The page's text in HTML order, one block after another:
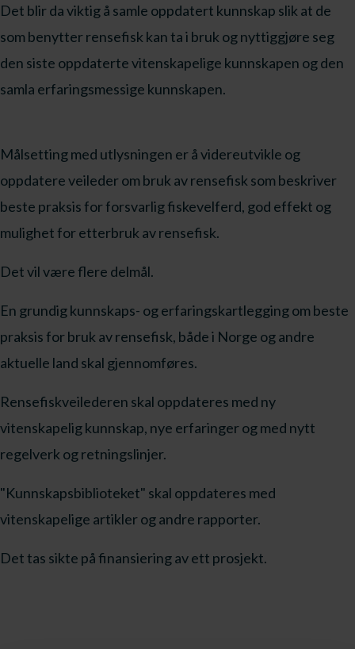
Det blir da viktig å samle oppdatert kunnskap slik at de
som benytter rensefisk kan ta i bruk og nyttiggjøre seg
den siste oppdaterte vitenskapelige kunnskapen og den
samla erfaringsmessige kunnskapen.
Målsetting med utlysningen er å videreutvikle og
oppdatere veileder om bruk av rensefisk som beskriver
beste praksis for forsvarlig fiskevelferd, god effekt og
mulighet for etterbruk av rensefisk.
Det vil være flere delmål.
En grundig kunnskaps- og erfaringskartlegging om beste
praksis for bruk av rensefisk, både i Norge og andre
aktuelle land skal gjennomføres.
Rensefiskveilederen skal oppdateres med ny
vitenskapelig kunnskap, nye erfaringer og med nytt
regelverk og retningslinjer.
"Kunnskapsbiblioteket" skal oppdateres med
vitenskapelige artikler og andre rapporter.
Det tas sikte på finansiering av ett prosjekt.